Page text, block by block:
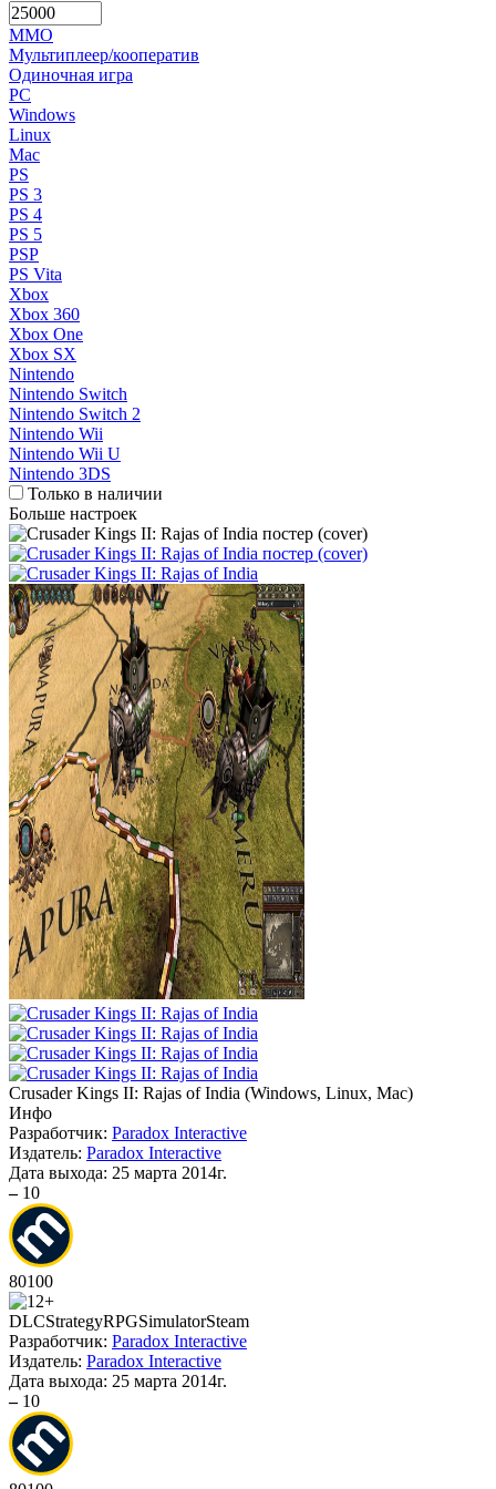
MMO
Мультиплеер/кооператив
Одиночная игра
PC
Windows
Linux
Mac
PS
PS 3
PS 4
PS 5
PSP
PS Vita
Xbox
Xbox 360
Xbox One
Xbox SX
Nintendo
Nintendo Switch
Nintendo Switch 2
Nintendo Wii
Nintendo Wii U
Nintendo 3DS
Только в наличии
Больше настроек
Crusader Kings II: Rajas of India (Windows, Linux, Mac)
Инфо
Разработчик: Paradox Interactive
Издатель: Paradox Interactive
Дата выхода: 25 марта 2014г.
– 10
80100
DLCStrategyRPGSimulatorSteam
Разработчик: Paradox Interactive
Издатель: Paradox Interactive
Дата выхода: 25 марта 2014г.
– 10